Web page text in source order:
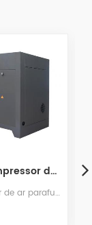
37kw compressor de ar parafuso de frequência variável de ímã permanente com economia de energia
O 37kw compressor magenta de frequência variável permanente é alta eficiência economizar energia máquina.Ele é projetado no FEM análise de força para garantir a estabilidade e confiabilidade de cada parte e para realizar uma operação de longo prazo sem falhas, baixo ruído e longa vida.